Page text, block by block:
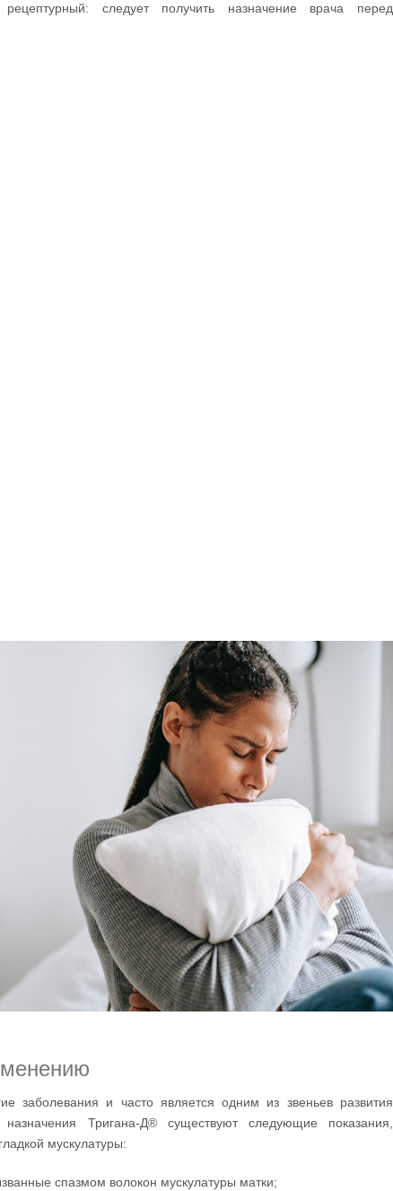
следует получить назначение врача перед
заболевания и часто является одним из звеньев развития
Тригана-Д® существуют следующие показания,
мускулатуры:
спазмом волокон мускулатуры матки;